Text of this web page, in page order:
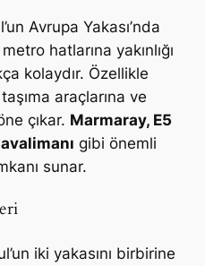
Avrupa Yakası’nda
hatlarına yakınlığı
kolaydır. Özellikle
araçlarına ve
çıkar. Marmaray, E5
gibi önemli
sunar.
iki yakasını birbirine